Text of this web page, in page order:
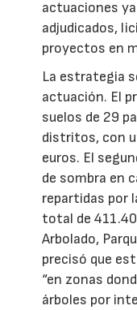
actuaciones
adjudicados,
proyectos en
La estrategia
actuación. El
suelos de 29
distritos, con
euros. El
de sombra en
repartidas por
total de
Arbolado,
precisó que
“en zonas
árboles por